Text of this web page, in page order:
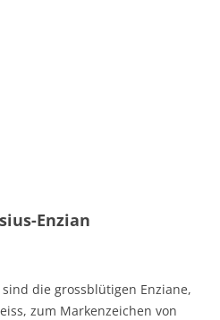
Enzian
die grossblütigen Enziane,
zum Markenzeichen von